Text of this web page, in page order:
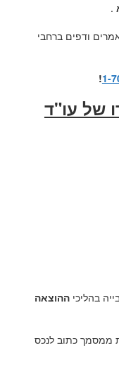
.
ודפים ברחבי
1-
!
של עו"ד
בהליכיההוצאה
ממסמך כתוב לנכס